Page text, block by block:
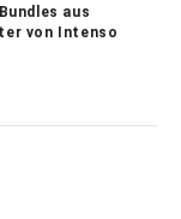
aus
von Intenso